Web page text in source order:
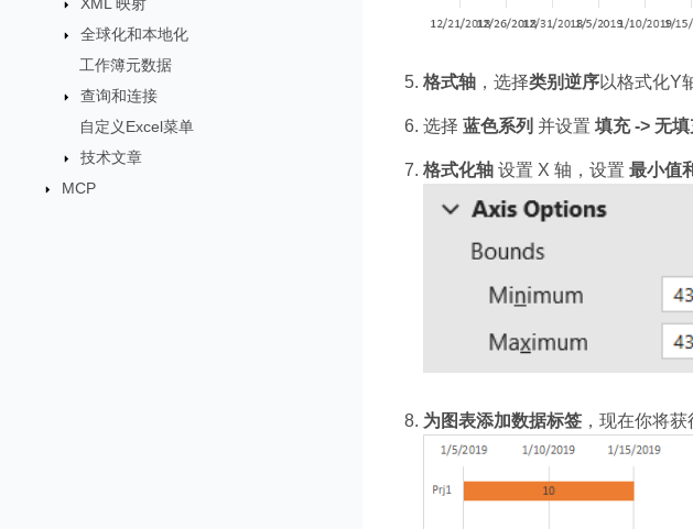
全球化和本地化
工作簿元数据
查询和连接
自定义Excel菜单
技术文章
MCP
格式轴，选择类别逆序以格式化Y
选择 蓝色系列 并设置 填充 -> 无填
格式化轴设置 X 轴，设置 最小值
为图表添加数据标签，现在你将获